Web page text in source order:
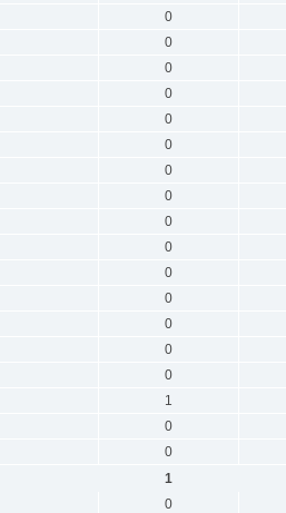
0
0
0
0
0
0
0
0
0
0
0
0
0
0
0
1
0
0
1
0